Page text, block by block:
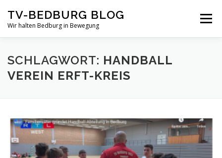
Inhalt
springen
TV-BEDBURG BLOG
Wir halten Bedburg in Bewegung
Menü
STARTSEITE TV-BEDBURG
HANDBALL REGELN PROFILE TRAINERTEAM
SCHLAGWORT: HANDBALL
VEREIN ERFT-KREIS